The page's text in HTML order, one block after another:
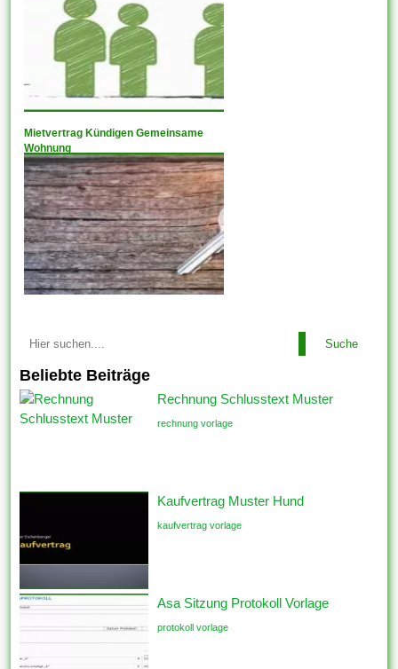
Mietvertrag Kündigen Gemeinsame
Wohnung
Suche
Beliebte Beiträge
Rechnung Schlusstext Muster
rechnung vorlage
Kaufvertrag Muster Hund
kaufvertrag vorlage
Asa Sitzung Protokoll Vorlage
protokoll vorlage